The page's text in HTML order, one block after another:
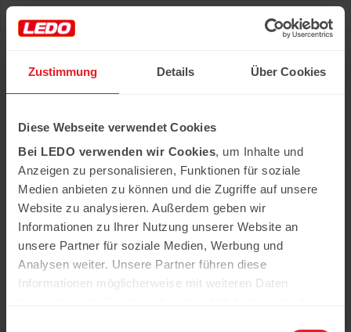
Zustimmung Details Über Cookies
Diese Webseite verwendet Cookies
Bei LEDO verwenden wir Cookies, um Inhalte und
Anzeigen zu personalisieren, Funktionen für soziale
Medien anbieten zu können und die Zugriffe auf unsere
Website zu analysieren. Außerdem geben wir
Informationen zu Ihrer Nutzung unserer Website an
unsere Partner für soziale Medien, Werbung und
Analysen weiter. Unsere Partner führen diese
Informationen möglicherweise mit weiteren Daten
Alle notwendigen Produkte können Sie im Netzwerk
unserer Supermärkte Ledo kaufen
Erfahren Sie mehr
In der Kühweid 2a D-76661 Philippsburg-
Huttenheim
ledo.informiert@ledo-markt.de